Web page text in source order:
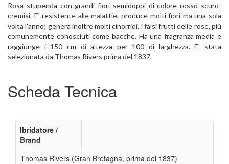
Rosa stupenda con grandi fiori semidoppi di colore rosso scuro-
cremisi. E' resistente alle malattie, produce molti fiori ma una sola
volta l'anno; genera inoltre molti cinorridi, i falsi frutti delle rose, più
comunemente conosciuti come bacche. Ha una fragranza media e
raggiunge i 150 cm di altezza per 100 di larghezza. E' stata
selezionata da Thomas Rivers prima del 1837.
Scheda Tecnica
Ibridatore /
Brand
Thomas Rivers (Gran Bretagna, prima del 1837)